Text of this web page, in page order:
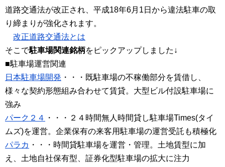
道路交通法が改正され、平成18年6月1日から違法駐車の取
り締まりが強化されます。
改正道路交通法とは
そこで駐車場関連銘柄をピックアップしました↓
■駐車場運営関連
日本駐車場開発 ・・・既駐車場の不稼働部分を賃借し、
様々な契約形態組み合わせて賃貸。大型ビル付設駐車場に
強み
パーク２４ ・・・２４時間無人時間貸し駐車場Times(タイ
ムズ)を運営。企業保有の来客用駐車場の運営受託も積極化
パラカ ・・・時間貸駐車場を運営・管理。土地賃型に加
え、土地自社保有型、証券化型駐車場の拡大に注力